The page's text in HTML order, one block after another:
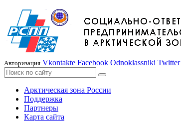
Авторизация Vkontakte Facebook Odnoklassniki Twitter
Арктическая зона России
Поддержка
Партнеры
Карта сайта